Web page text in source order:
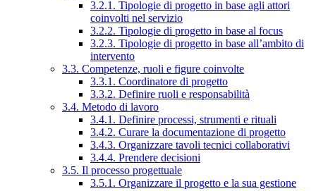
3.2.1. Tipologie di progetto in base agli attori
coinvolti nel servizio
3.2.2. Tipologie di progetto in base al focus
3.2.3. Tipologie di progetto in base all’ambito di
intervento
3.3. Competenze, ruoli e figure coinvolte
3.3.1. Coordinatore di progetto
3.3.2. Definire ruoli e responsabilità
3.4. Metodo di lavoro
3.4.1. Definire processi, strumenti e rituali
3.4.2. Curare la documentazione di progetto
3.4.3. Organizzare tavoli tecnici collaborativi
3.4.4. Prendere decisioni
3.5. Il processo progettuale
3.5.1. Organizzare il progetto e la sua gestione